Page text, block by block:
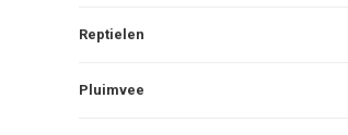
Reptielen
Pluimvee